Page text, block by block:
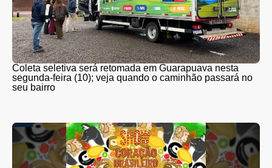
Coleta seletiva será retomada em Guarapuava nesta
segunda-feira (10); veja quando o caminhão passará no
seu bairro